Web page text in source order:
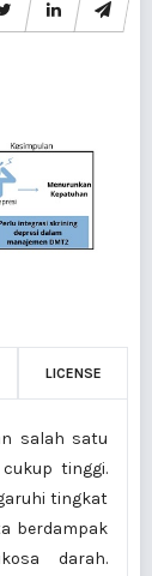
LICENSE
salah satu
tinggi.
tingkat
berdampak
darah.